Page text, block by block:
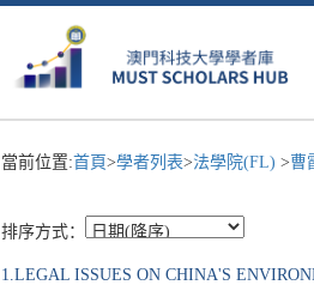
當前位置:首頁>學者列表>法學院(FL) >曹
排序方式：
1.LEGAL ISSUES ON CHINA'S